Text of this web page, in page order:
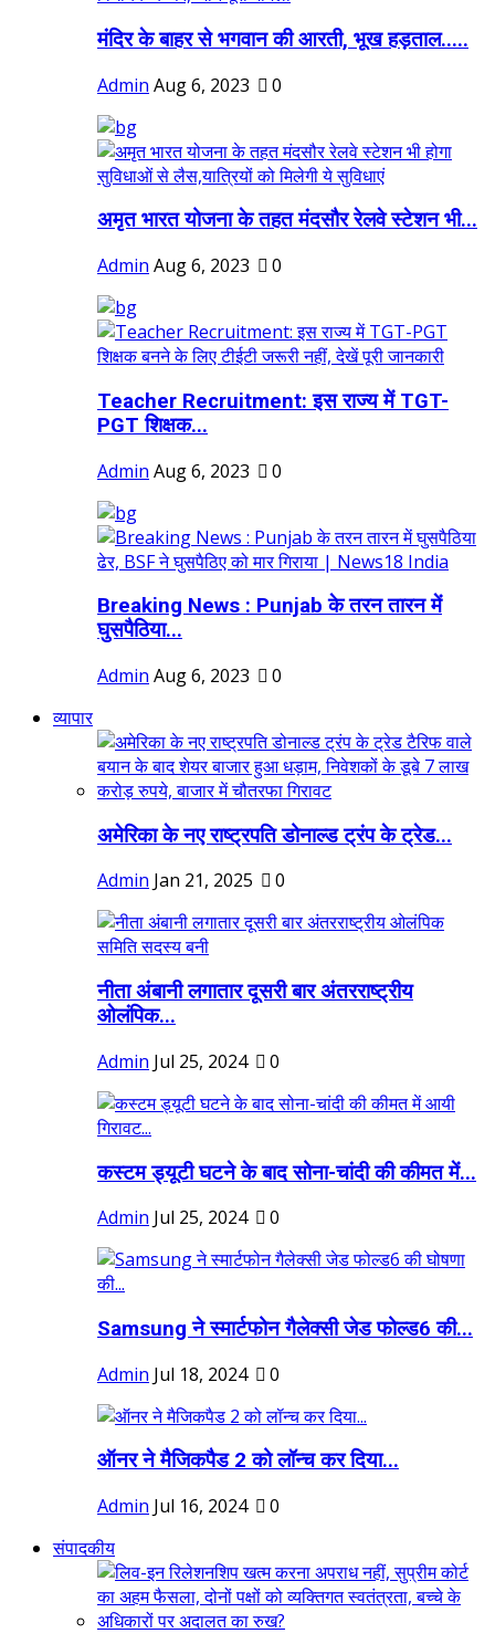
मंदिर के बाहर से भगवान की आरती, भूख हड़ताल.....
Admin Aug 6, 2023 0
अमृत भारत योजना के तहत मंदसौर रेलवे स्टेशन भी...
Admin Aug 6, 2023 0
Teacher Recruitment: इस राज्य में TGT-
PGT शिक्षक...
Admin Aug 6, 2023 0
Breaking News : Punjab के तरन तारन में
घुसपैठिया...
Admin Aug 6, 2023
0
व्यापार
अमेरिका के नए राष्ट्रपति डोनाल्ड ट्रंप के ट्रेड...
Admin Jan 21, 2025 0
नीता अंबानी लगातार दूसरी बार अंतरराष्ट्रीय
ओलंपिक...
Admin Jul 25, 2024 0
कस्टम ड्यूटी घटने के बाद सोना-चांदी की कीमत में...
Admin Jul 25, 2024 0
Samsung ने स्मार्टफोन गैलेक्सी जेड फोल्ड6 की...
Admin Jul 18, 2024 0
ऑनर ने मैजिकपैड 2 को लॉन्च कर दिया...
Admin Jul 16, 2024
0
संपादकीय